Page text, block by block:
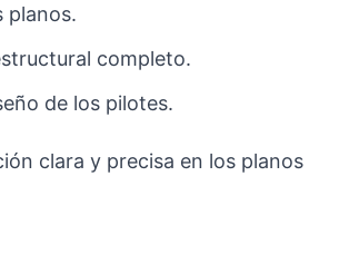
planos.
completo.
de los pilotes.
clara y precisa en los planos